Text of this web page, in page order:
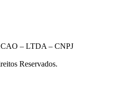
– LTDA – CNPJ
Reservados.